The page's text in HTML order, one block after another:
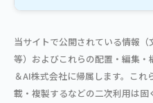
当サイトで公開されている情報
等）およびこれらの配置・編集
＆AI株式会社に帰属します。こ
載・複製するなどの二次利用は固